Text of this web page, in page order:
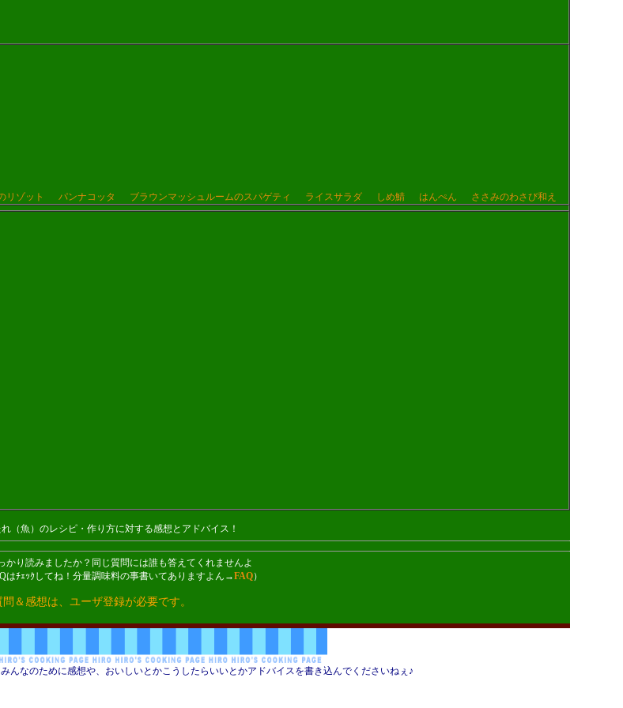
リゾット パンナコッタ ブラウンマッシュルームのスパゲティ ライスサラダ しめ鯖 はんぺん ささみのわさび和え
（魚）のレシピ・作り方に対する感想とアドバイス！
かり読みましたか？同じ質問には誰も答えてくれませんよ
はﾁｪｯｸしてね！分量調味料の事書いてありますよん→FAQ）
問＆感想は、ユーザ登録が必要です。
んなのために感想や、おいしいとかこうしたらいいとかアドバイスを書き込んでくださいねぇ♪